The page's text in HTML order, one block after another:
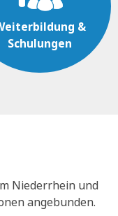
&
Schulungen
Niederrhein und
angebunden.